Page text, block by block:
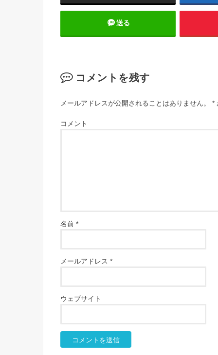
送る
コメントを残す
メールアドレスが公開されることはありません。 *
コメント
名前 *
メールアドレス *
ウェブサイト